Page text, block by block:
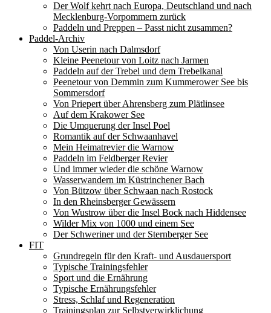
Der Wolf kehrt nach Europa, Deutschland und nach
Mecklenburg-Vorpommern zurück
Paddeln und Preppen – Passt nicht zusammen?
Paddel-Archiv
Von Userin nach Dalmsdorf
Kleine Peenetour von Loitz nach Jarmen
Paddeln auf der Trebel und dem Trebelkanal
Peenetour von Demmin zum Kummerower See bis
Sommersdorf
Von Priepert über Ahrensberg zum Plätlinsee
Auf dem Krakower See
Die Umquerung der Insel Poel
Romantik auf der Schwaanhavel
Mein Heimatrevier die Warnow
Paddeln im Feldberger Revier
Und immer wieder die schöne Warnow
Wasserwandern im Küstrinchener Bach
Von Bützow über Schwaan nach Rostock
In den Rheinsberger Gewässern
Von Wustrow über die Insel Bock nach Hiddensee
Wilder Mix von 1000 und einem See
Der Schweriner und der Sternberger See
FIT
Grundregeln für den Kraft- und Ausdauersport
Typische Trainingsfehler
Sport und die Ernährung
Typische Ernährungsfehler
Stress, Schlaf und Regeneration
Trainingsplan zur Selbstverwirklichung